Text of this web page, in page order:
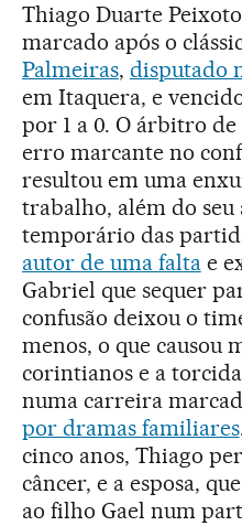
Thiago Duarte
marcado após o
Palmeiras, disputado
em Itaquera, e
por 1 a 0. O árbitro de
erro marcante no
resultou em uma
trabalho, além do seu
temporário das
autor de uma faltae
Gabriel que sequer
confusão deixou o
menos, o que causou
corintianos e a
numa carreira
por dramas familiares
cinco anos, Thiago
câncer, e a esposa,
ao filho Gael num